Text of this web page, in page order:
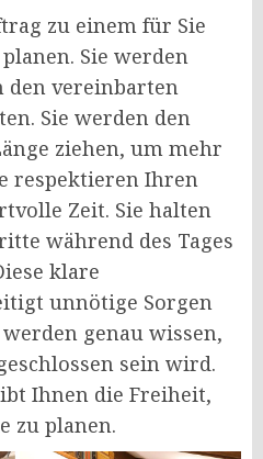
zu einem für Sie
Sie werden
den vereinbarten
Sie werden den
ziehen, um mehr
respektieren Ihren
Zeit. Sie halten
während des Tages
klare
unnötige Sorgen
genau wissen,
sein wird.
Ihnen die Freiheit,
zu planen.